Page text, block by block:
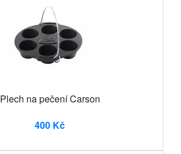
Plech na pečení Carson
400 Kč